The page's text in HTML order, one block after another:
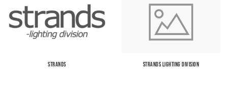
STRANDS STRANDS LIGHTING DIVISION